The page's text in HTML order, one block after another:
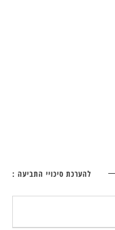
להערכת סיכויי התביעה :